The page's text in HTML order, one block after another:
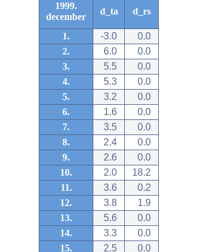
1999.
december
d_ta d_rs
1. -3.0
0.0
2.
6.0
0.0
3.
5.5
0.0
4.
5.3
0.0
5.
3.2
0.0
6.
1.6
0.0
7.
3.5
0.0
8.
2.4
0.0
9.
2.6
0.0
10.
2.0
18.2
11.
3.6
0.2
12.
3.8
1.9
13.
5.6
0.0
14.
3.3
0.0
15.
2.5 0.0